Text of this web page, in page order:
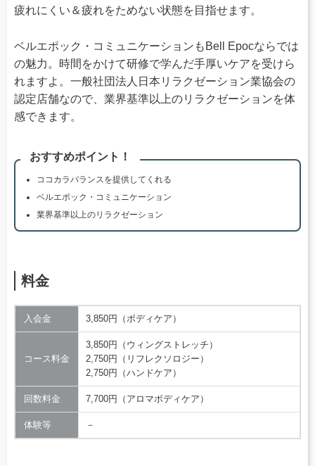
疲れにくい＆疲れをためない状態を目指せます。
ベルエポック・コミュニケーションもBell Epocならでは
の魅力。時間をかけて研修で学んだ手厚いケアを受けら
れますよ。一般社団法人日本リラクゼーション業協会の
認定店舗なので、業界基準以上のリラクゼーションを体
感できます。
おすすめポイント！
ココカラバランスを提供してくれる
ベルエポック・コミュニケーション
業界基準以上のリラクゼーション
料金
入会金 3,850円（ボディケア）
コース料金
3,850円（ウィングストレッチ）
2,750円（リフレクソロジー）
2,750円（ハンドケア）
回数料金 7,700円（アロマボディケア）
体験等 －